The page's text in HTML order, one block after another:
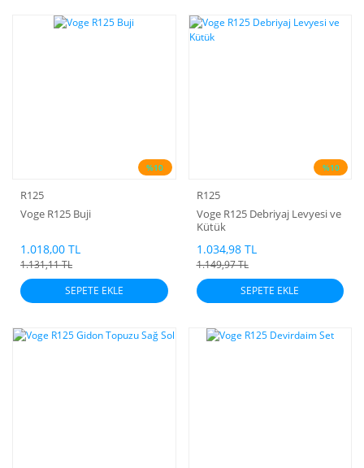
%10
R125
Voge R125 Buji
1.018,00 TL
1.131,11 TL
SEPETE EKLE
%10
R125
Voge R125 Debriyaj Levyesi ve
Kütük
1.034,98 TL
1.149,97 TL
SEPETE EKLE